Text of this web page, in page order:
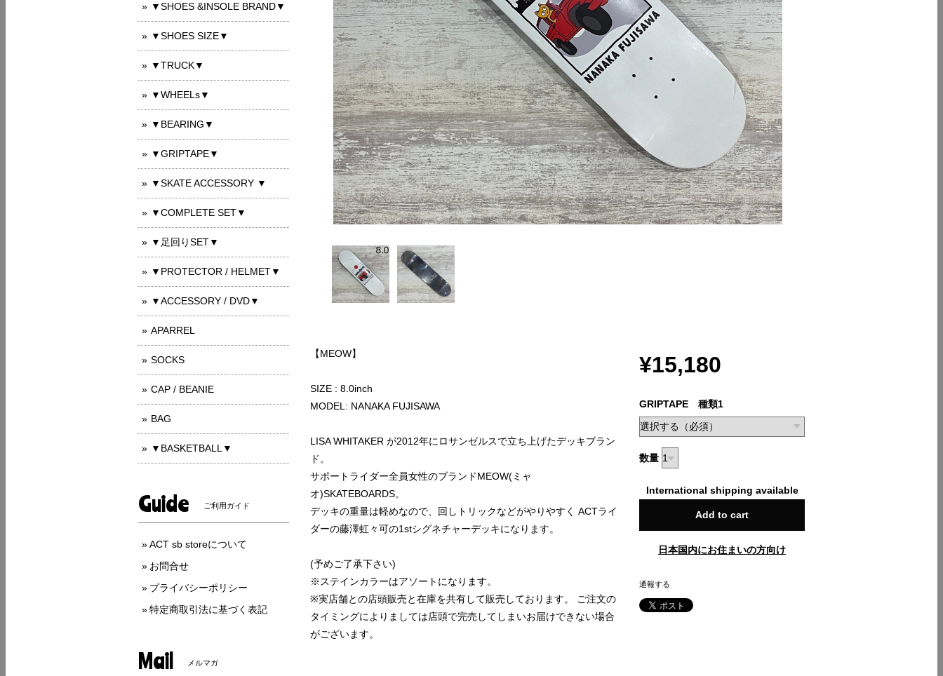
【MEOW】
SIZE : 8.0inch
MODEL: NANAKA FUJISAWA
LISA WHITAKER が2012年にロサンゼルスで立ち上げたデッキブラン
ド。
サポートライダー全員女性のブランドMEOW(ミャ
オ)SKATEBOARDS。
デッキの重量は軽めなので、回しトリックなどがやりやすく ACTライ
ダーの藤澤虹々可の1stシグネチャーデッキになります。
(予めご了承下さい)
※ステインカラーはアソートになります。
※実店舗との店頭販売と在庫を共有して販売しております。 ご注文の
タイミングによりましては店頭で完売してしまいお届けできない場合
がございます。
¥15,180
GRIPTAPE 種類1
数量
International shipping available
Add to cart
日本国内にお住まいの方向け
通報する
▼SHOES &INSOLE BRAND▼
▼SHOES SIZE▼
▼TRUCK▼
▼WHEELs▼
▼BEARING▼
▼GRIPTAPE▼
▼SKATE ACCESSORY ▼
▼COMPLETE SET▼
▼足回りSET▼
▼PROTECTOR / HELMET▼
▼ACCESSORY / DVD▼
APARREL
SOCKS
CAP / BEANIE
BAG
▼BASKETBALL▼
Guide ご利用ガイド
ACT sb storeについて
お問合せ
プライバシーポリシー
特定商取引法に基づく表記
Mail メルマガ